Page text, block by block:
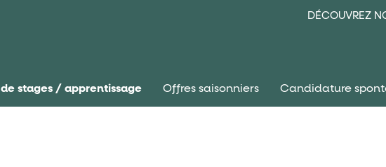
DÉCOUVREZ
stages / apprentissage Offres saisonniers Candidature